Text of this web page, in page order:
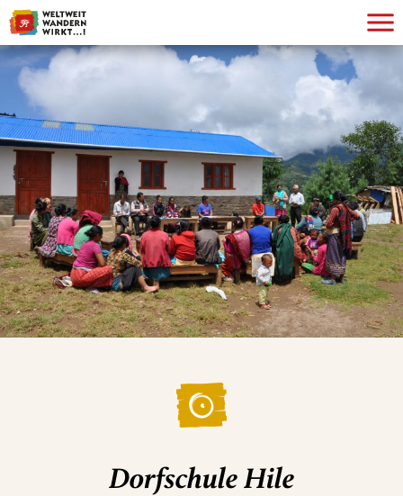
Dorfschule Hile